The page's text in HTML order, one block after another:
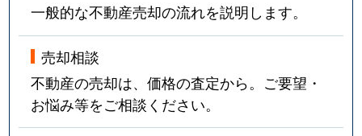
一般的な不動産売却の流れを説明します。
売却相談
不動産の売却は、価格の査定から。ご要望・
お悩み等をご相談ください。